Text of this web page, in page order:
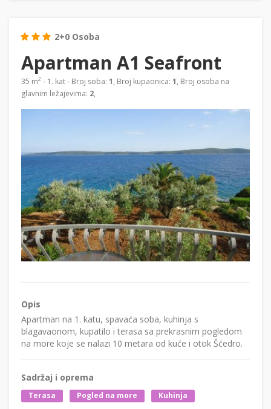
2+0 Osoba
Apartman A1 Seafront
35 m2 - 1. kat - Broj soba: 1, Broj kupaonica: 1, Broj osoba na
glavnim ležajevima: 2,
Opis
Apartman na 1. katu, spavaća soba, kuhinja s
blagavaonom, kupatilo i terasa sa prekrasnim pogledom
na more koje se nalazi 10 metara od kuće i otok Šćedro.
Sadržaj i oprema
Terasa Pogled na more Kuhinja